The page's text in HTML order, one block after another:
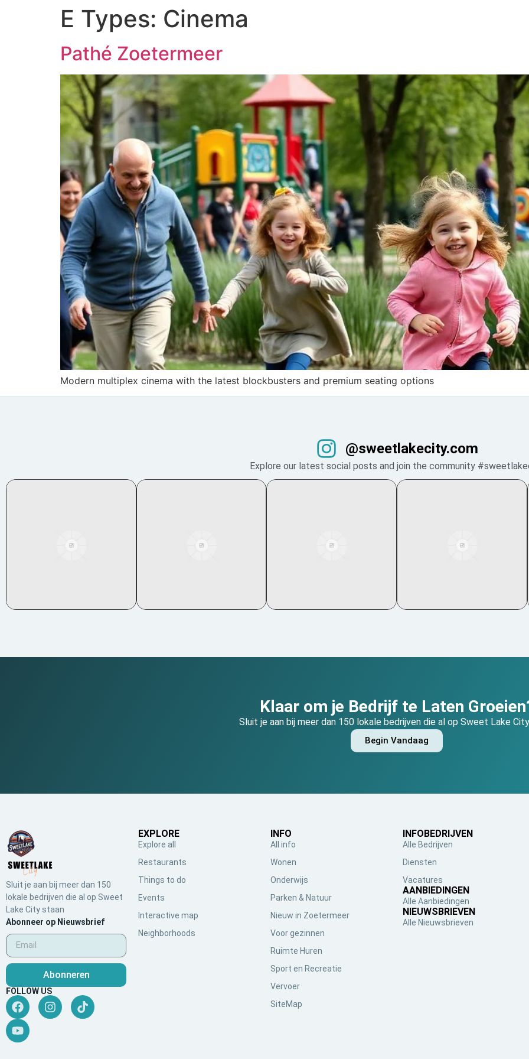
E Types: Cinema
Pathé Zoetermeer
Modern multiplex cinema with the latest blockbusters and premium seating options
@sweetlakecity.com
Explore our latest social posts and join the community
Klaar om je Bedrijf te Laten
Sluit je aan bij meer dan 150 lokale bedrijven die al op Sweet Lake
Begin Vandaag
Sluit je aan bij meer dan 150
lokale bedrijven die al op Sweet
Lake City staan
Abonneer op Nieuwsbrief
Abonneren
FOLLOW US
EXPLORE
Explore all
Restaurants
Things to do
Events
Interactive map
Neighborhoods
INFO
All info
Wonen
Onderwijs
Parken & Natuur
Nieuw in Zoetermeer
Voor gezinnen
Ruimte Huren
Sport en Recreatie
Vervoer
SiteMap
INFOBEDRIJVEN
Alle Bedrijven
Diensten
Vacatures
AANBIEDINGEN
Alle Aanbiedingen
NIEUWSBRIEVEN
Alle Nieuwsbrieven